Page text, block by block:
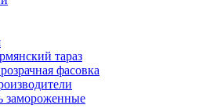
тараз
фасовка
замороженные